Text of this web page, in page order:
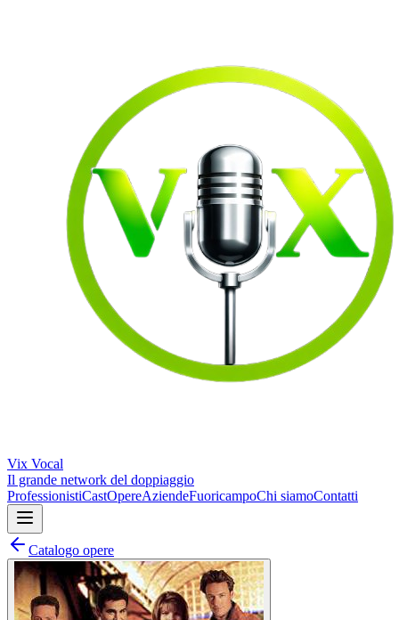
Vix Vocal
Il grande network del doppiaggio
ProfessionistiCastOpereAziendeFuoricampoChi siamoContatti
Catalogo opere